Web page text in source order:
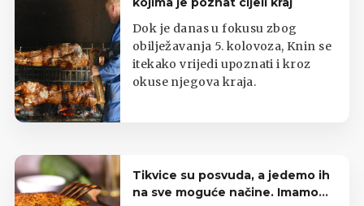
Dok je danas u fokusu zbog
obilježavanja 5. kolovoza, Knin se
itekako vrijedi upoznati i kroz
okuse njegova kraja.
Tikvice su posvuda, a jedemo ih
na sve moguće načine. Imamo